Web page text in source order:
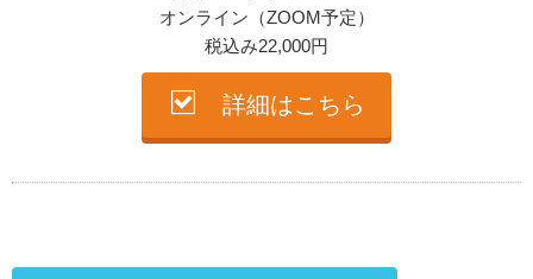
オンライン（ZOOM予定）
税込み22,000円
詳細はこちら